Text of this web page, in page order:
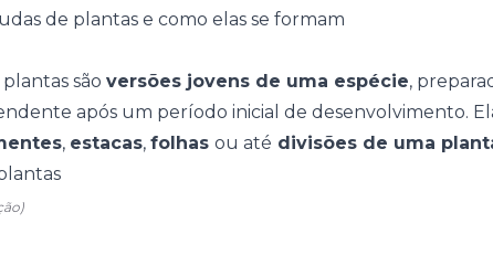
de plantas e como elas se formam
são versões jovens de uma espécie,
após um período inicial de desenvolvimento.
, estacas, folhas ou até divisões de uma